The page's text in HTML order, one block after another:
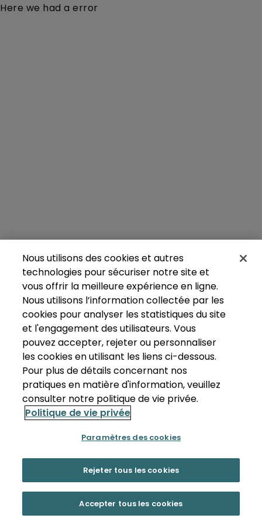
Here we had a error
Nous utilisons des cookies et autres
technologies pour sécuriser notre site et
vous offrir la meilleure expérience en ligne.
Nous utilisons l’information collectée par les
cookies pour analyser les statistiques du site
et l'engagement des utilisateurs. Vous
pouvez accepter, rejeter ou personnaliser
les cookies en utilisant les liens ci-dessous.
Pour plus de détails concernant nos
pratiques en matière d'information, veuillez
consulter notre politique de vie privée.
Politique de vie privée
Paramètres des cookies
Rejeter tous les cookies
Accepter tous les cookies